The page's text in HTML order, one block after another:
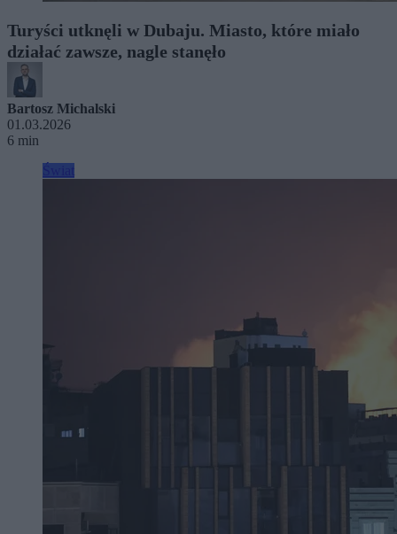
Turyści utknęli w Dubaju. Miasto, które miało
działać zawsze, nagle stanęło
Bartosz Michalski
01.03.2026
6 min